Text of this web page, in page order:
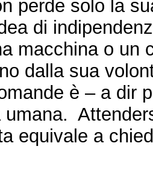
perde solo la
di
macchina o un
dalla sua
è – a dir
equivale a